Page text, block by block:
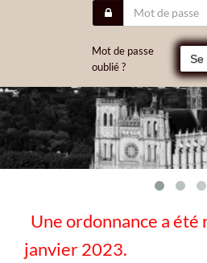
Mot de passe
oublié ?
Se
Une ordonnance a été
janvier 2023.